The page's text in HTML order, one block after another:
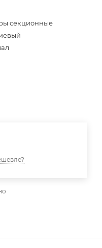
секционные